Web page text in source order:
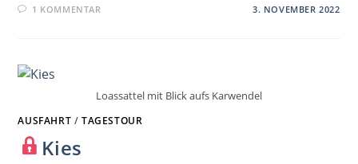
1 KOMMENTAR 3. NOVEMBER 2022
Loassattel mit Blick aufs Karwendel
AUSFAHRT /TAGESTOUR
Kies